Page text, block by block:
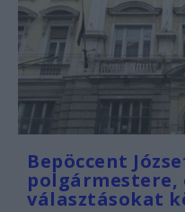
Bepöccent
választásokat